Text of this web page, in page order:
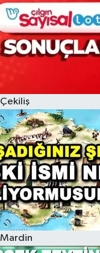
Çekiliş
Mardin